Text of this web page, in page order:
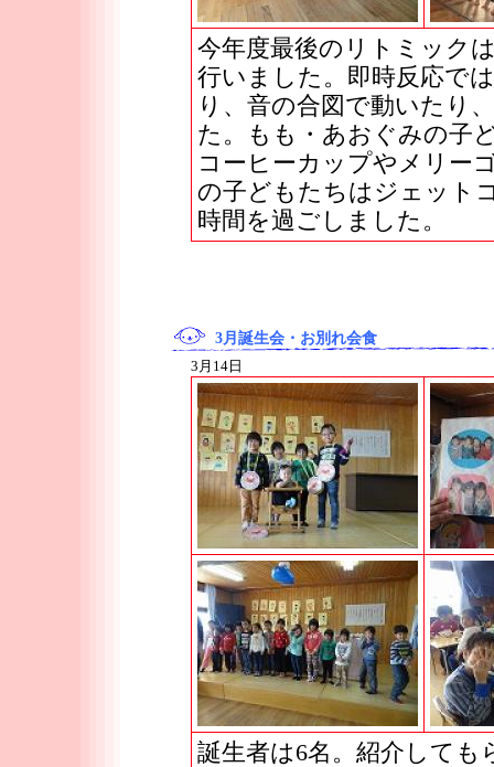
今年度最後のリトミック
行いました。即時反応で
り、音の合図で動いたり
た。もも・あおぐみの子
コーヒーカップやメリー
の子どもたちはジェット
時間を過ごしました。
3月誕生会・お別れ会食
3月14日
誕生者は6名。紹介して